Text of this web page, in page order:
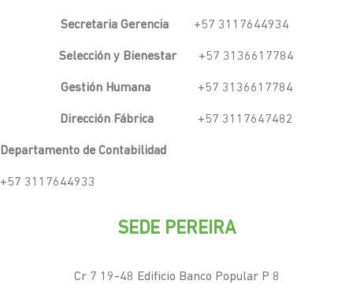
Secretaria Gerencia +57 3117644934
Selección y Bienestar+57 3136617784
Gestión Humana+57 3136617784
Dirección Fábrica +57 3117647482
Departamento de Contabilidad
+57 3117644933
SEDE PEREIRA
Cr 7 19-48 Edificio Banco Popular P 8